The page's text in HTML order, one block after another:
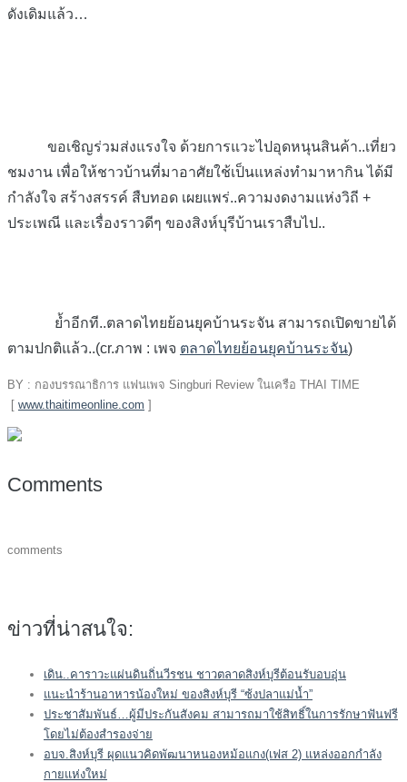
ดังเดิมแล้ว…
ขอเชิญร่วมส่งแรงใจ ด้วยการแวะไปอุดหนุนสินค้า..เที่ยว
ชมงาน เพื่อให้ชาวบ้านที่มาอาศัยใช้เป็นแหล่งทำมาหากิน ได้มี
กำลังใจ สร้างสรรค์ สืบทอด เผยแพร่..ความงดงามแห่งวิถี +
ประเพณี และเรื่องราวดีๆ ของสิงห์บุรีบ้านเราสืบไป..
ย้ำอีกที..ตลาดไทยย้อนยุคบ้านระจัน สามารถเปิดขายได้
ตามปกติแล้ว..(cr.ภาพ : เพจ ตลาดไทยย้อนยุคบ้านระจัน)
BY : กองบรรณาธิการ แฟนเพจ Singburi Review ในเครือ THAI TIME
[ www.thaitimeonline.com ]
Comments
comments
ข่าวที่น่าสนใจ:
เดิน..คาราวะแผ่นดินถิ่นวีรชน ชาวตลาดสิงห์บุรีต้อนรับอบอุ่น
แนะนำร้านอาหารน้องใหม่ ของสิงห์บุรี “ซ้งปลาแม่น้ำ”
ประชาสัมพันธ์…ผู้มีประกันสังคม สามารถมาใช้สิทธิ์ในการรักษาฟันฟรี
โดยไม่ต้องสำรองจ่าย
อบจ.สิงห์บุรี ผุดแนวคิดพัฒนาหนองหม้อแกง(เฟส 2) แหล่งออกกำลัง
กายแห่งใหม่